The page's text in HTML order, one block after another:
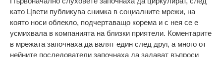
като Цвети публикува снимка в социалните мрежи, на
която носи облекло, подчертаващо корема и с нея се е
усмихвала в компанията на близки приятели. Коментарите
в мрежата започнаха да валят един след друг, а много от
нейните последователи започнаха да задават въпроси